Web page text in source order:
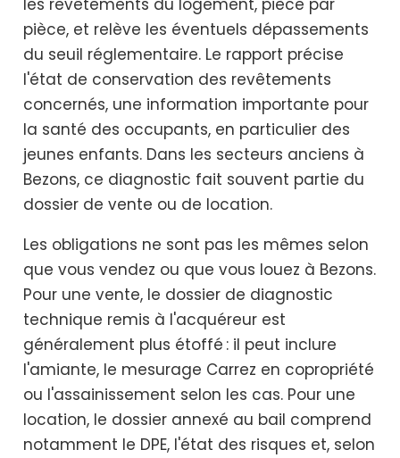
pièce, et relève les éventuels dépassements
du seuil réglementaire. Le rapport précise
l'état de conservation des revêtements
concernés, une information importante pour
la santé des occupants, en particulier des
jeunes enfants. Dans les secteurs anciens à
Bezons, ce diagnostic fait souvent partie du
dossier de vente ou de location.
Les obligations ne sont pas les mêmes selon
que vous vendez ou que vous louez à Bezons.
Pour une vente, le dossier de diagnostic
technique remis à l'acquéreur est
généralement plus étoffé : il peut inclure
l'amiante, le mesurage Carrez en copropriété
ou l'assainissement selon les cas. Pour une
location, le dossier annexé au bail comprend
notamment le DPE, l'état des risques et, selon